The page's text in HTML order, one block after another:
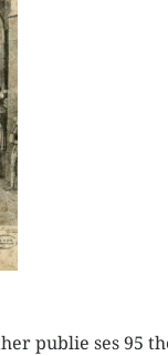
publie ses 95